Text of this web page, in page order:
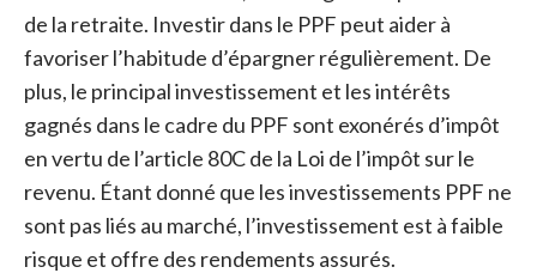
de la retraite. Investir dans le PPF peut aider à
favoriser l’habitude d’épargner régulièrement. De
plus, le principal investissement et les intérêts
gagnés dans le cadre du PPF sont exonérés d’impôt
en vertu de l’article 80C de la Loi de l’impôt sur le
revenu. Étant donné que les investissements PPF ne
sont pas liés au marché, l’investissement est à faible
risque et offre des rendements assurés.